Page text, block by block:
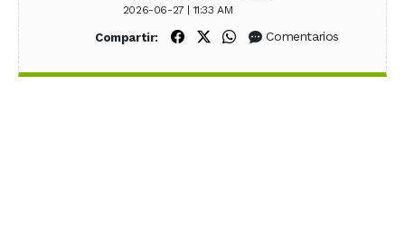
2026-06-27 | 11:33 AM
Compartir: Compartir en Facebook
Compartir en X (Twitter)
Compartir en WhatsApp
Comentarios